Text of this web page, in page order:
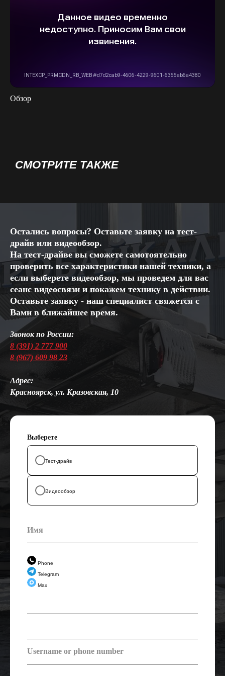
Обзор
СМОТРИТЕ ТАКЖЕ
Остались вопросы? Оставьте заявку на тест-
драйв или видеообзор.
На тест-драйве вы сможете самотоятельно
проверить все характеристики нашей техники, а
если выберете видеообзор, мы проведем для вас
сеанс видеосвязи и покажем технику в действии.
Оставьте заявку - наш специалист свяжется с
Вами в ближайшее время.
Звонок по России:
8 (391) 2 777 900
8 (967) 609 98 23
Адрес:
Красноярск, ул. Кразовская, 10
Выберете
Тест-драйв
Видеообзор
Phone
Telegram
Max